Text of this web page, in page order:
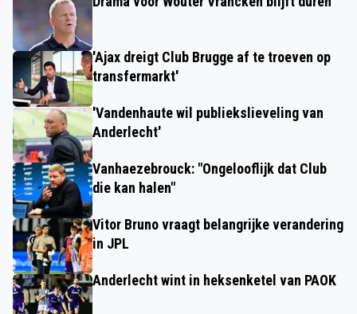
'Ajax dreigt Club Brugge af te troeven op
transfermarkt'
'Vandenhaute wil publiekslieveling van
Anderlecht'
Vanhaezebrouck: "Ongelooflijk dat Club
die kan halen"
Vitor Bruno vraagt belangrijke verandering
in JPL
Anderlecht wint in heksenketel van PAOK